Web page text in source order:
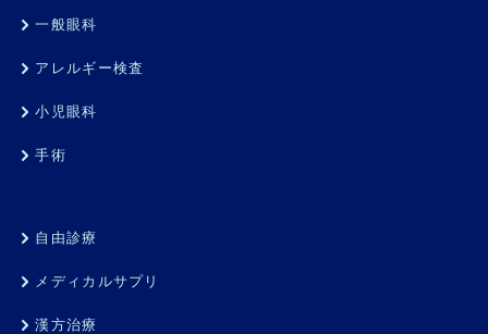
一般眼科
アレルギー検査
小児眼科
手術
自由診療
メディカルサプリ
漢方治療